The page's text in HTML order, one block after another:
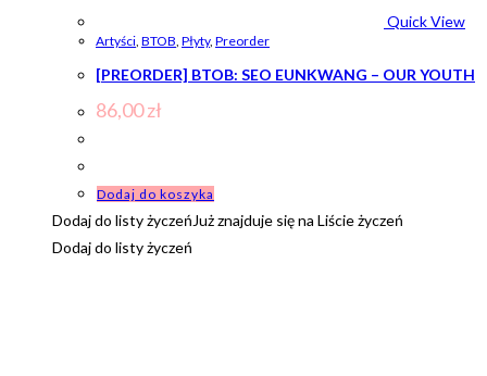
Quick View
Artyści BTOB Płyty, Preorder
[PREORDER] BTOB: SEO EUNKWANG – OUR YOUTH
86,00zł
Dodaj do koszyka
Dodaj do listy życzeńJuż znajduje się na Liście życzeń
Dodaj do listy życzeń